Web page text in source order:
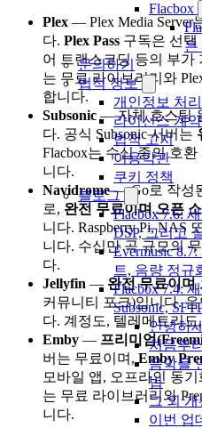
Flacbox
은
문의하기
법적 정보
개인정보 처
라이선스 계약
법적 고지
이용약관
쿠키 정책
블로그
Flacbox 7.6:
DSP, 그리고
Evermusic
트, 음량 정규
Flacbox 7.4:
Subsonic,
안녕하
처음부
음악을
법
그 외 개
이번 업
Plex — Plex Media
다. Plex Pass 구독은 선택
어 트랜스코딩 등의 부가
는 무료 라이브러리와
합니다.
Subsonic — 자체 호스팅
다. 공식 Subsonic 서버는
Flacbox는 수십 종의 호
니다.
Navidrome— Go로 작성
로, 완전 무료이며 오픈
니다. Raspberry Pi, NAS
니다. 수십만 곡 규모의
다.
Jellyfin — 완전 무료이며
커뮤니티 포크)입니다.
다. 계정도, 텔레메트리
Emby — 프리미엄
버는 무료이며, Emby
모바일 앱, 오프라인 동
는 무료 라이브러리와
니다.